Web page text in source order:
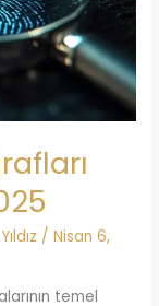
/Nisan 6,
temel